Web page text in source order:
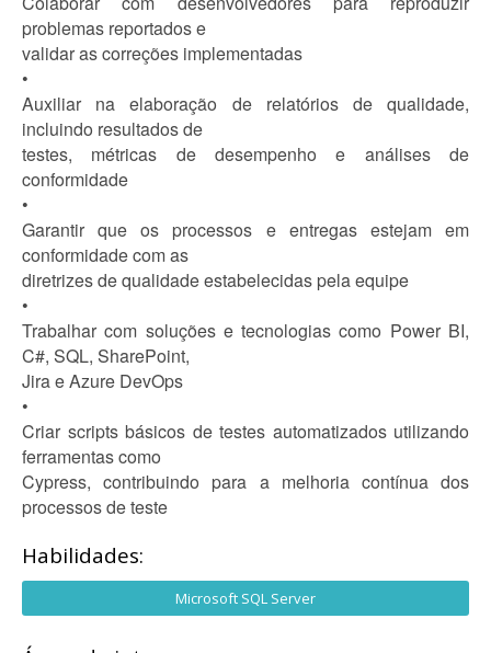
problemas reportados e
validar as correções implementadas
•
Auxiliar na elaboração de relatórios de qualidade,
incluindo resultados de
testes, métricas de desempenho e análises de
conformidade
•
Garantir que os processos e entregas estejam em
conformidade com as
diretrizes de qualidade estabelecidas pela equipe
•
Trabalhar com soluções e tecnologias como Power BI,
C#, SQL, SharePoint,
Jira e Azure DevOps
•
Criar scripts básicos de testes automatizados utilizando
ferramentas como
Cypress, contribuindo para a melhoria contínua dos
processos de teste
Habilidades:
Microsoft SQL Server